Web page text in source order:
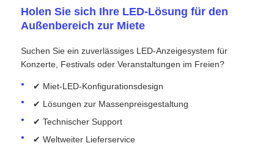
Holen Sie sich Ihre LED-Lösung für den
Außenbereich zur Miete
Suchen Sie ein zuverlässiges LED-Anzeigesystem für
Konzerte, Festivals oder Veranstaltungen im Freien?
✔ Miet-LED-Konfigurationsdesign
✔ Lösungen zur Massenpreisgestaltung
✔ Technischer Support
✔ Weltweiter Lieferservice